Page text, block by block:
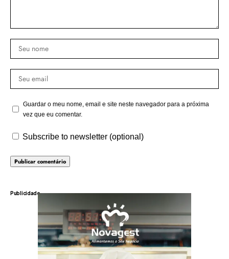
Publicidade
Guardar o meu nome, email e site neste navegador para a próxima
vez que eu comentar.
Subscribe to newsletter (optional)